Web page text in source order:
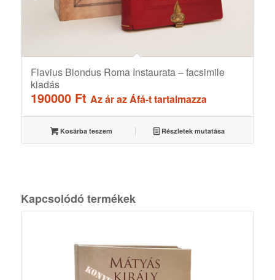
Flavius Blondus Roma Instaurata – facsimile
kiadás
190000 Ft Az ár az Áfá-t tartalmazza
Kosárba teszem Részletek mutatása
Kapcsolódó termékek